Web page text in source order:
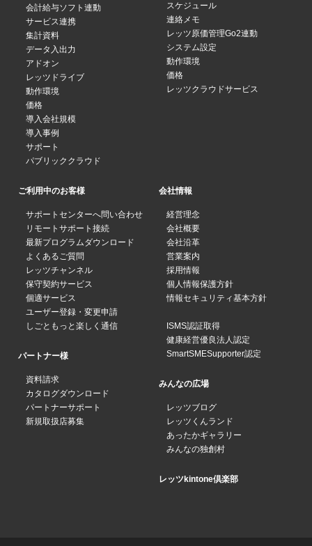
会計給与ソフト連動
サービス連携
集計資料
データ入出力
アドオン
レッツドライブ
動作環境
価格
導入会社規模
導入事例
サポート
パブリッククラウド
スケジュール
連絡メモ
レッツ原価管理Go2連動
システム設定
動作環境
価格
レッツクラウドサービス
ご利用中のお客様
サポートセンターへ問い合わせ
リモートサポート接続
最新プログラムダウンロード
よくあるご質問
レッツチャンネル
保守契約サービス
個適サービス
ユーザー登録・変更申請
しごともっと楽しく通信
パートナー様
資料請求
カタログダウンロード
パートナーサポート
新規取扱店募集
会社情報
経営理念
会社概要
会社沿革
営業案内
採用情報
個人情報保護方針
情報セキュリティ基本方針
ISMS認証取得
健康経営優良法人認定
SmartSMESupporter認定
みんなの広場
レッツブログ
レッツくんランド
あったかギャラリー
みんなの独創村
レッツkintone倶楽部